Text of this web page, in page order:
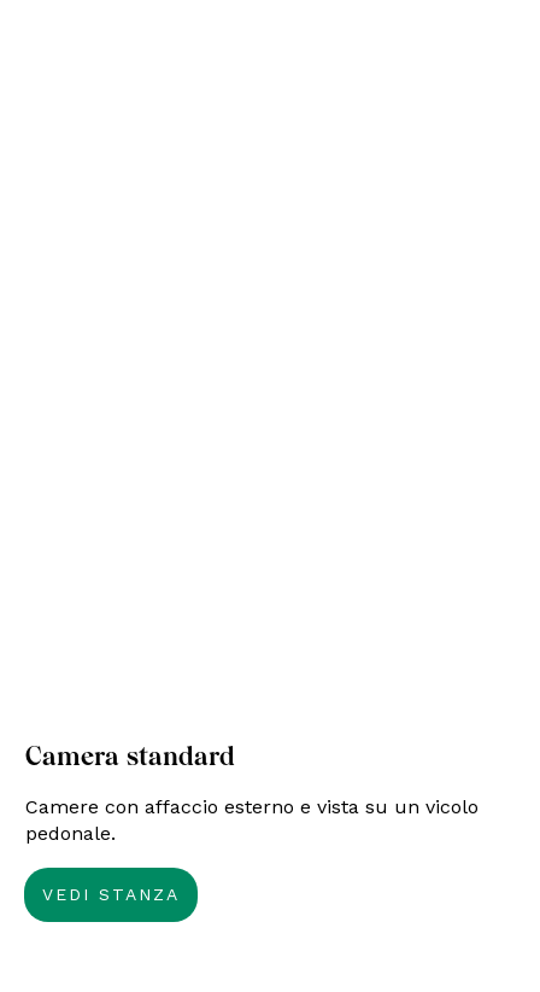
Camera standard
Camere con affaccio esterno e vista su un vicolo
pedonale.
VEDI STANZA